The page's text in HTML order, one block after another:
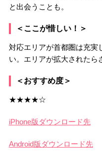
と出会うことも。
＜ここが惜しい！＞
対応エリアが首都圏は充実
い。エリアが拡大されたら
＜おすすめ度＞
★★★★☆
iPhone版ダウンロード先
Android版ダウンロード先